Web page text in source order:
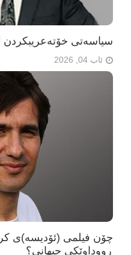
سیاسەتی خۆتەعریبکردن
ئاب 04, 2026
چۆن فیلمی (ئۆدیسە)ی
ڕووداوێکی جیهانی؟